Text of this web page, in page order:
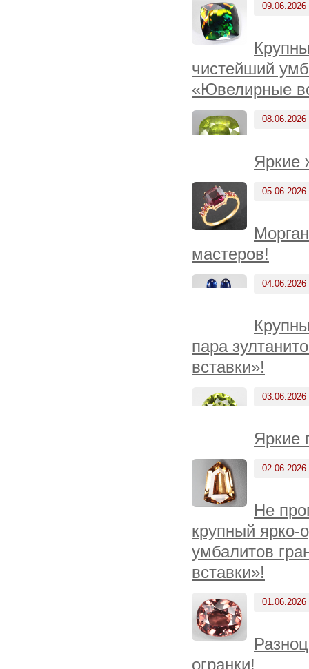
09.06.2026
чистейший
«Ювелирные
08.06.2026
Яркие
05.06.2026
мастеров!
04.06.2026
пара
вставки»!
03.06.2026
Яркие
02.06.2026
Не
крупный ярко-
умбалитов
вставки»!
01.06.2026
огранки!